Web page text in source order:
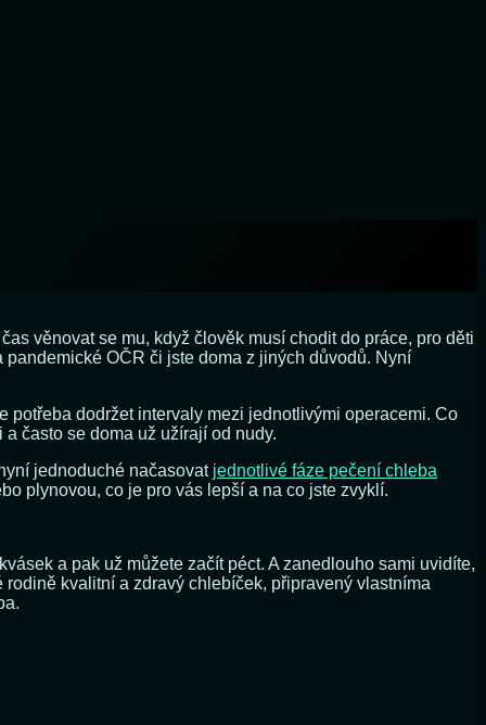
věnovat se mu, když člověk musí chodit do práce, pro děti
OČR či jste doma z jiných důvodů. Nyní
potřeba dodržet intervaly mezi jednotlivými operacemi. Co
často se doma už užírají od nudy.
jednoduché načasovat jednotlivé fáze pečení chleba
plynovou, co je pro vás lepší a na co jste zvyklí.
a pak už můžete začít péct. A zanedlouho sami uvidíte,
kvalitní a zdravý chlebíček, připravený vlastníma